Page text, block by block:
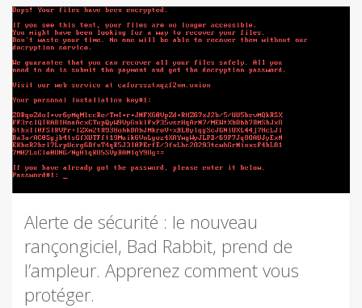
Alerte de sécurité : le nouveau
rançongiciel, Bad Rabbit, prend de
l’ampleur. Apprenez comment vous
protéger.